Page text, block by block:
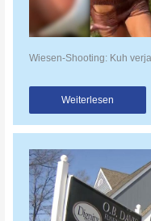
Wiesen-Shooting: Kuh
Weiterlesen